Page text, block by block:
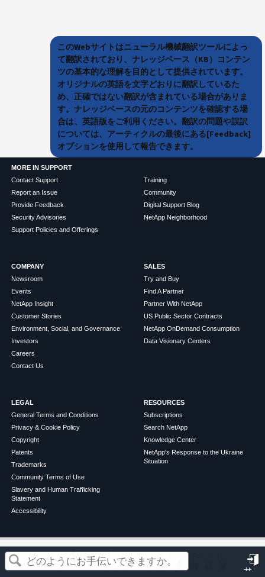
サ
この記事は役に立ちましたか？
このWebサイトはニューラル機械翻訳ツールによっ
て翻訳されており、ナレッジベース（KB）コンテン
ツの基本的な理解を目的として提供されています。
オリジナルの英語を文字どおりに翻訳しているた
め、正確ではない翻訳が含まれている場合がありま
す。ナレッジベースの元のコンテンツを確認する場
合は、英語版をご利用ください。翻訳の問題や誤訳
については、アーティクルの最後にある[Feedback]
オプションを使用して報告できます。
MORE IN SUPPORT
Contact Support
Report an Issue
Provide Feedback
Security Advisories
Support Policies and Offerings
Training
Community
Digital Support Blog
NetApp Neighborhood
COMPANY
Newsroom
Events
NetApp Insight
Customer Stories
Environment, Social, and Governance
Investors
Careers
Contact Us
SALES
Try and Buy
Find A Partner
Partner With NetApp
US Public Sector Contracts
NetApp OnDemand Consumption
Data Visionary Centers
LEGAL
General Terms and Conditions
Privacy & Cookie Policy
Copyright
Patents
Trademarks
Community Terms of Use
Slavery and Human Trafficking
Statement
Accessibility
RESOURCES
Subscriptions
Search NetApp
Knowledge Center
NetApp's Response to the Ukraine
Situation
©2026NetApp English Terms of Use
Privacy Policy
Cookie Policy
Cookie Settings